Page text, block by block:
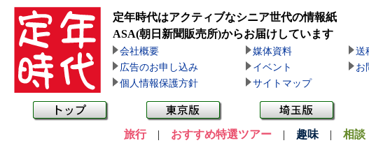
定年時代はアクティブなシニア世代の情報紙
ASA(朝日新聞販売所)からお届けしています
会社概要 媒体資料
送
広告のお申し込み
イベント
お
個人情報保護方針
サイトマップ
旅行| おすすめ特選ツアー | 趣味 | 相談